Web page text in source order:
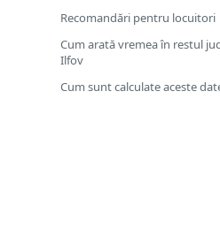
Recomandări pentru locuitori
Cum arată vremea în restul
Ilfov
Cum sunt calculate aceste